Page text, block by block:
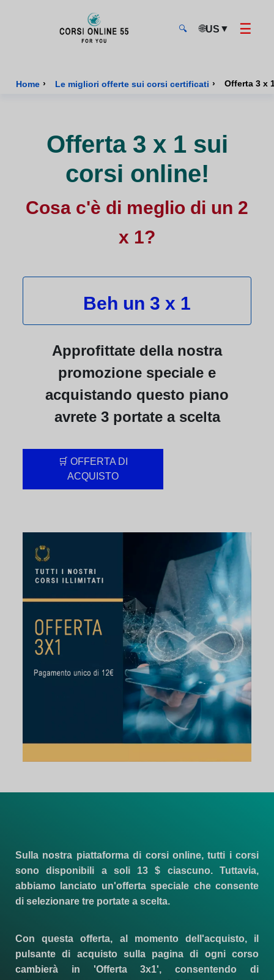
🔍 🌐US ▼ ☰
Home › Le migliori offerte sui corsi certificati › Offerta 3 x
Offerta 3 x 1 sui
corsi online!
Cosa c'è di meglio di un 2
x 1?
Beh un 3 x 1
Approfittate della nostra
promozione speciale e
acquistando questo piano
avrete 3 portate a scelta
🛒 OFFERTA DI
ACQUISTO
Sulla nostra piattaforma di corsi online, tutti i corsi
sono disponibili a soli 13 $ ciascuno. Tuttavia,
abbiamo lanciato un'offerta speciale che consente
di selezionare tre portate a scelta.
Con questa offerta, al momento dell'acquisto, il
pulsante di acquisto sulla pagina di ogni corso
cambierà in 'Offerta 3x1', consentendo di